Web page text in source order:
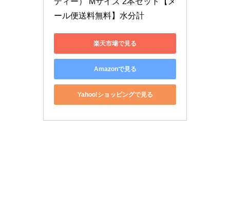
ール便送料無料】水分計
楽天市場で見る
Amazonで見る
Yahoo!ショッピングで見る